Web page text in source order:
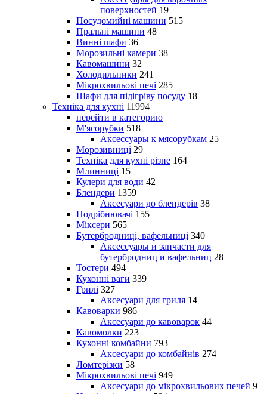
поверхностей 19
Посудомийні машини 515
Пральні машини 48
Винні шафи 36
Морозильні камери 38
Кавомашини 32
Холодильники 241
Мікрохвильові печі 285
Шафи для підігріву посуду 18
Техніка для кухні 11994
перейти в категорию
М'ясорубки 518
Аксессуары к мясорубкам 25
Морозивниці 29
Техніка для кухні різне 164
Млинниці 15
Кулери для води 42
Блендери 1359
Аксесуари до блендерів 38
Подрібнювачі 155
Міксери 565
Бутербродниці, вафельниці 340
Аксессуары и запчасти для
бутербродниц и вафельниц 28
Тостери 494
Кухонні ваги 339
Грилі 327
Аксесуари для гриля 14
Кавоварки 986
Аксесуари до кавоварок 44
Кавомолки 223
Кухонні комбайни 793
Аксесуари до комбайнів 274
Ломтерізки 58
Мікрохвильові печі 949
Аксесуари до мікрохвильових печей 9